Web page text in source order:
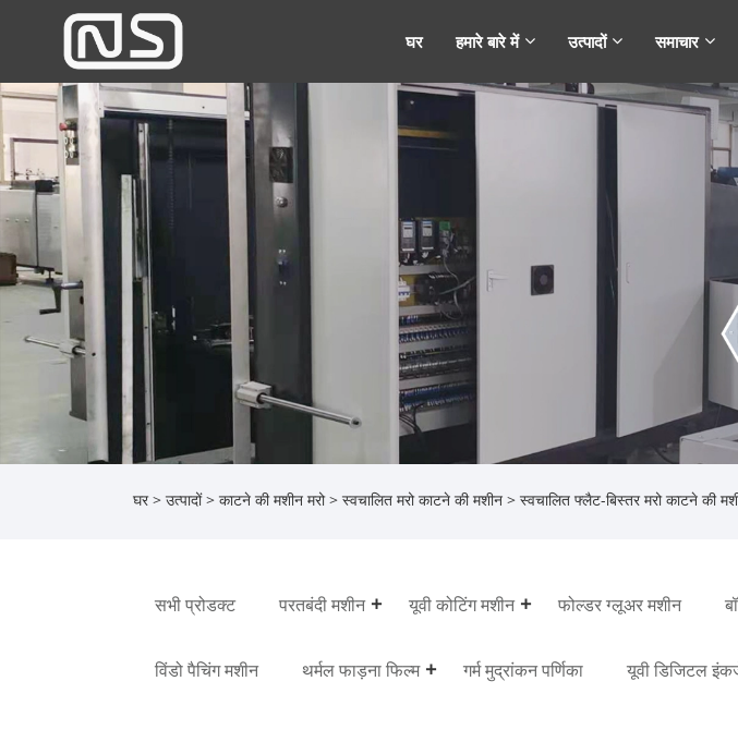
घर हमारे बारे में उत्पादों समाचार
घर > उत्पादों> काटने की मशीन मरो> स्वचालित मरो काटने की मशीन > स्वचालित फ्लैट-बिस्तर मरो काटने की
सभी प्रोडक्ट परतबंदी मशीन यूवी कोटिंग मशीन फोल्डर ग्लूअर मशीन
विंडो पैचिंग मशीन थर्मल फाड़ना फिल्म गर्म मुद्रांकन पर्णिका यूवी डिजिटल